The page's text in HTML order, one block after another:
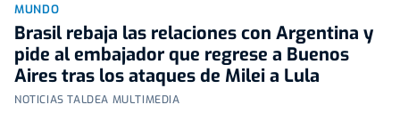
MUNDO
Brasil rebaja las relaciones con Argentina y
pide al embajador que regrese a Buenos
Aires tras los ataques de Milei a Lula
NOTICIAS TALDEA MULTIMEDIA